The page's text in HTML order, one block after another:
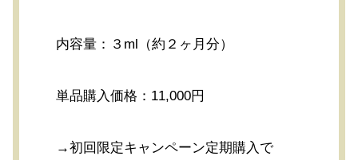
内容量：３ml（約２ヶ月分）
単品購入価格：11,000円
→初回限定キャンペーン定期購入で